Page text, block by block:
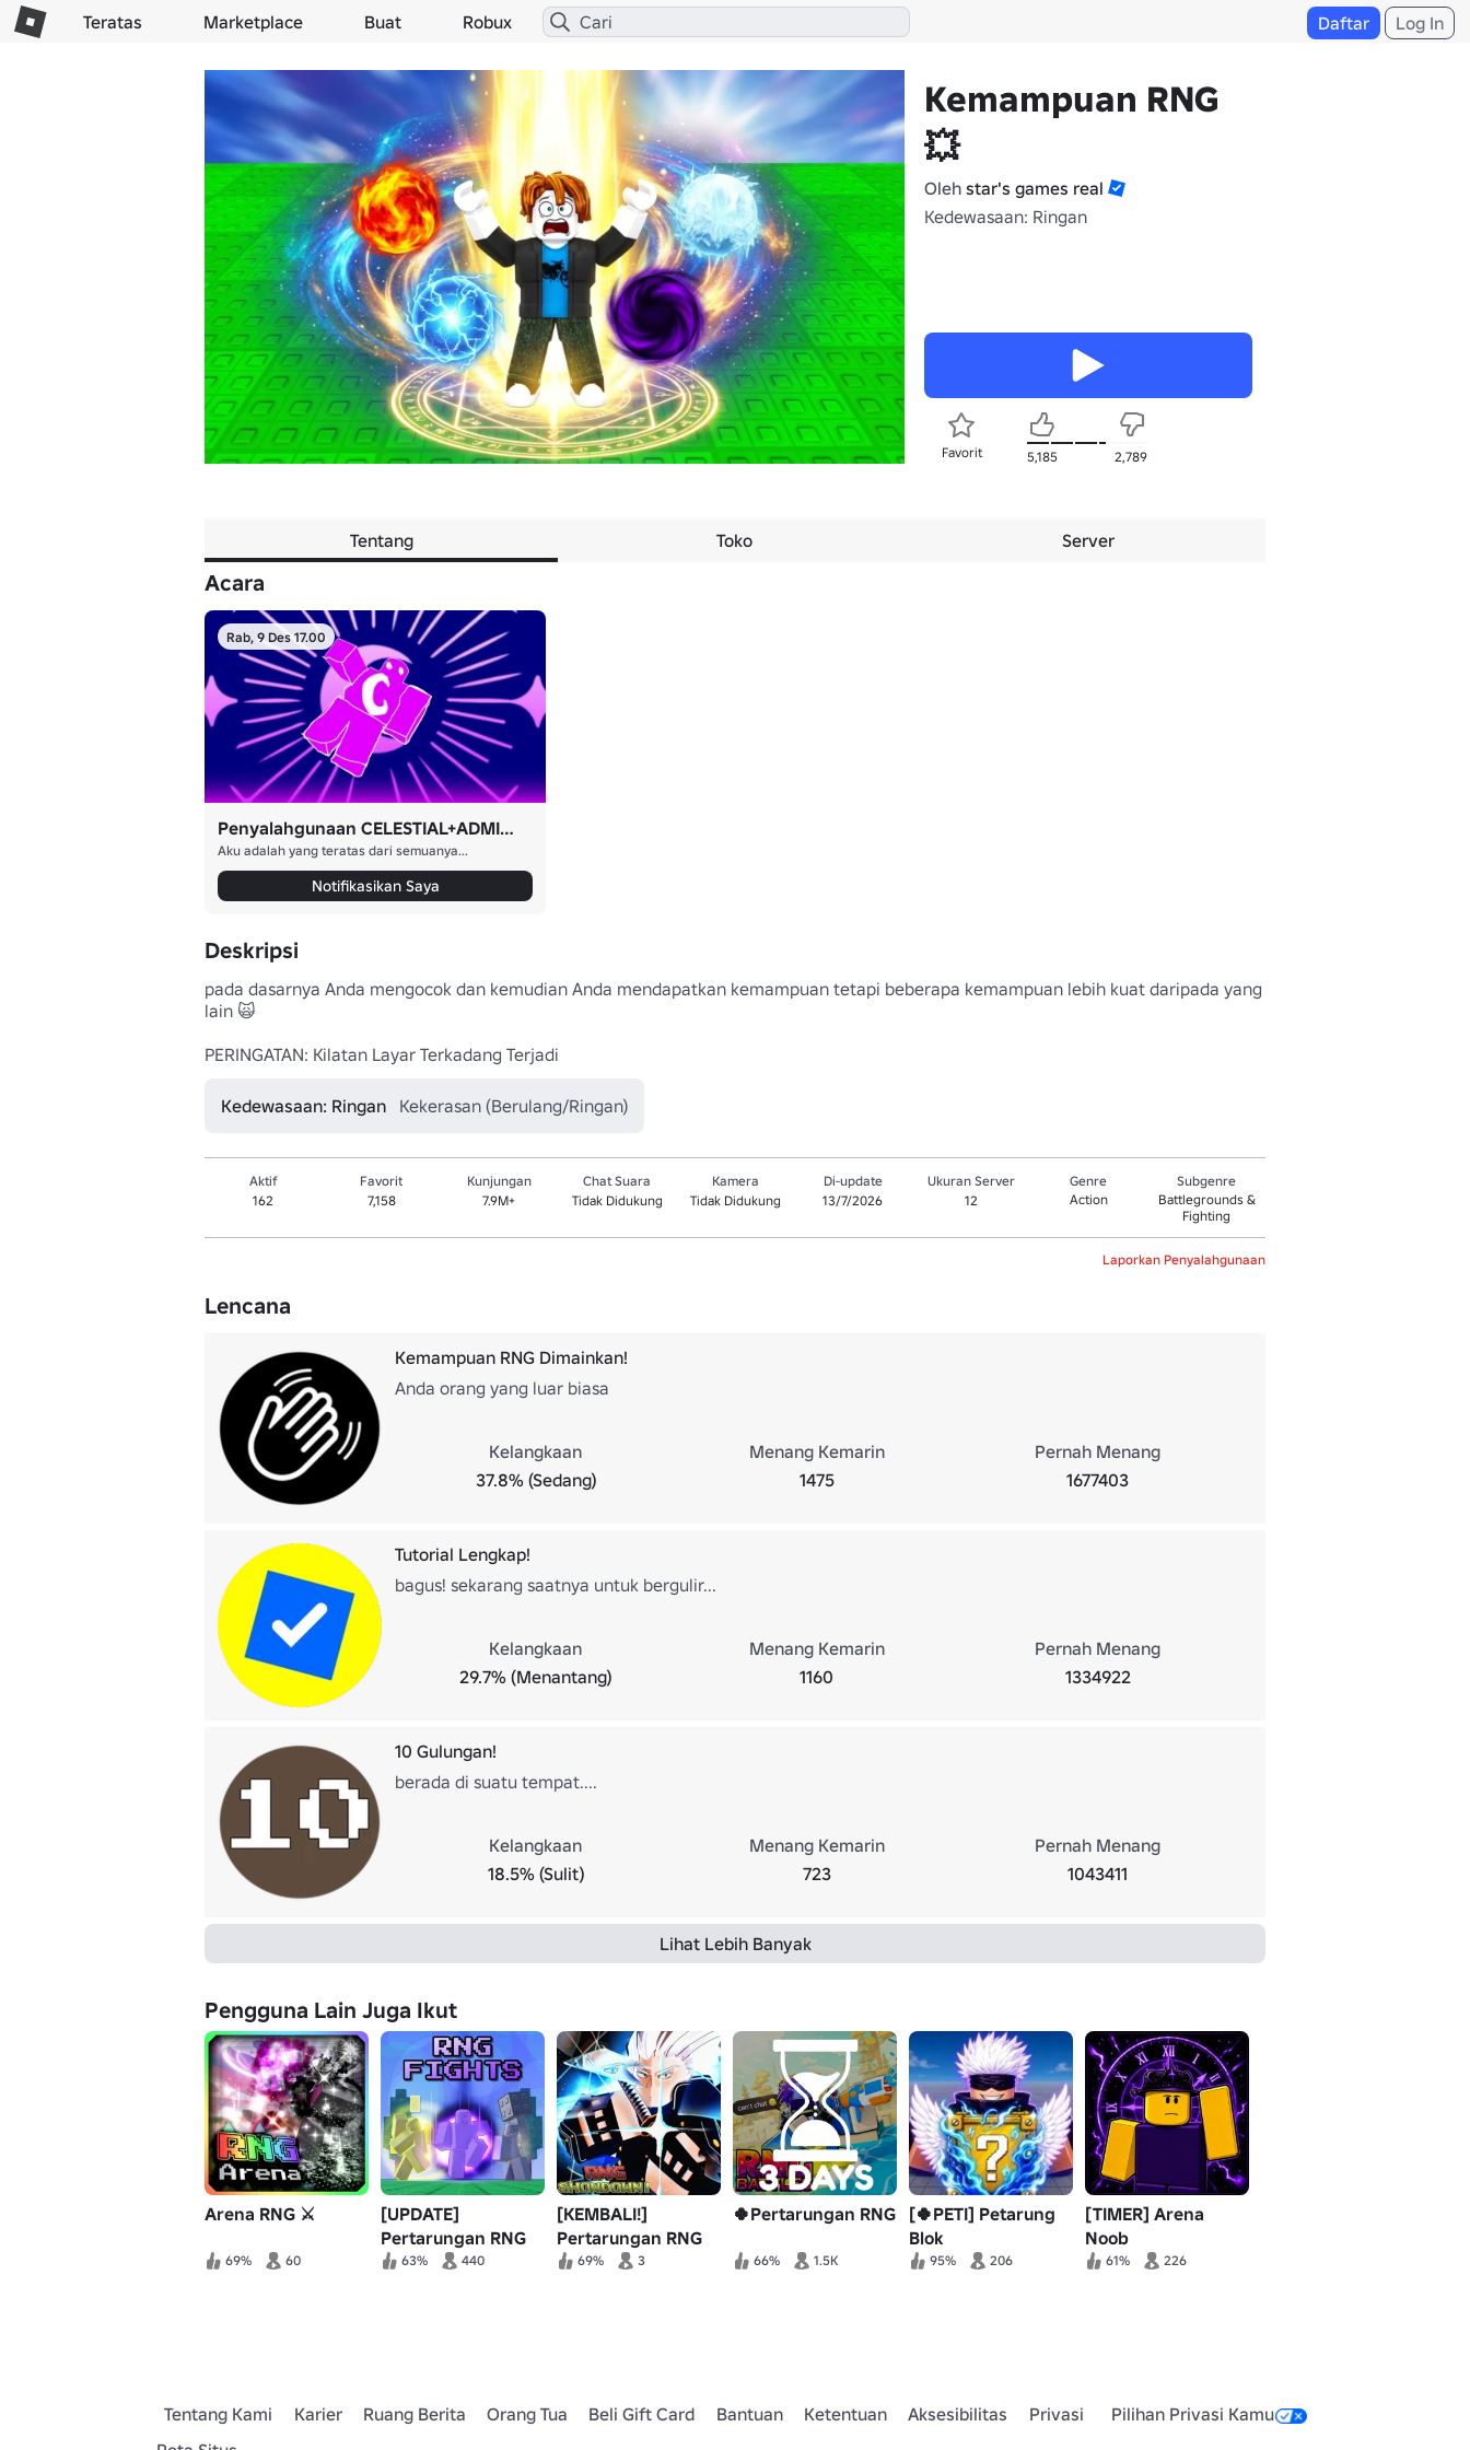
Teratas Marketplace Buat Robux Daftar Log In
Kemampuan RNG
💥
Oleh star's games real
Kedewasaan: Ringan
Favorit 5,185 2,789
Tentang Toko Server
Acara
Rab, 9 Des 17.00
Penyalahgunaan CELESTIAL+ADMIN+???
Aku adalah yang teratas dari semuanya...
Notifikasikan Saya
Deskripsi
pada dasarnya Anda mengocok dan kemudian Anda mendapatkan kemampuan tetapi beberapa kemampuan lebih kuat daripada yang
lain 🙀
PERINGATAN: Kilatan Layar Terkadang Terjadi
Kedewasaan: Ringan Kekerasan (Berulang/Ringan)
Aktif
162
Favorit
7,158
Kunjungan
7.9M+
Chat Suara
Tidak Didukung
Kamera
Tidak Didukung
Di-update
13/7/2026
Ukuran Server
12
Genre
Action
Subgenre
Battlegrounds &
Fighting
Laporkan Penyalahgunaan
Lencana
Kemampuan RNG Dimainkan!
Anda orang yang luar biasa
Kelangkaan
37.8% (Sedang)
Menang Kemarin
1475
Pernah Menang
1677403
Tutorial Lengkap!
bagus! sekarang saatnya untuk bergulir...
Kelangkaan
29.7% (Menantang)
Menang Kemarin
1160
Pernah Menang
1334922
10 Gulungan!
berada di suatu tempat....
Kelangkaan
18.5% (Sulit)
Menang Kemarin
723
Pernah Menang
1043411
Lihat Lebih Banyak
Pengguna Lain Juga Ikut
Arena RNG ⚔️
69% 60
[UPDATE]
Pertarungan RNG
63% 440
[KEMBALI!]
Pertarungan RNG
69% 3
🍀Pertarungan RNG
66% 1.5K
[🍀PETI] Petarung
Blok
Keberuntungan
95% 206
[TIMER] Arena
Noob
61% 226
Tentang Kami Karier Ruang Berita Orang Tua Beli Gift Card Bantuan Ketentuan Aksesibilitas Privasi
Pilihan Privasi Kamu